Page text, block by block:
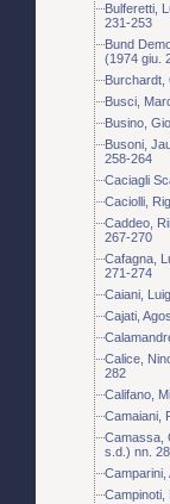
Bulferetti,
231-253
Bund
(1974 giu.
Burchardt,
Busci,
Busino,
Busoni,
258-264
Caciagli
Caciolli,
Caddeo,
267-270
Cafagna,
271-274
Caiani,
Cajati,
Calice,
282
Califano,
Camaiani,
Camassa,
s.d.) nn.
Camparini,
Campinoti,